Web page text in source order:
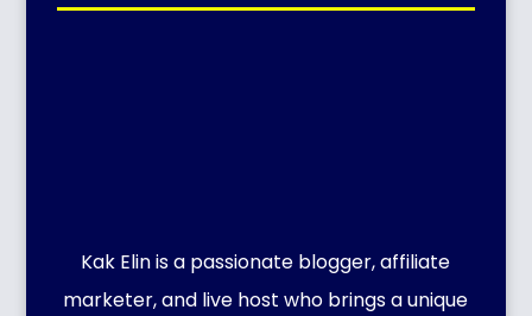
Kak Elin is a passionate blogger, affiliate
marketer, and live host who brings a unique